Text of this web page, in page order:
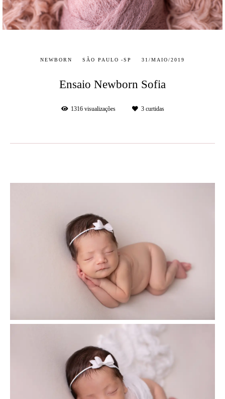
NEWBORN SÃO PAULO -SP 31/MAIO/2019
Ensaio Newborn Sofia
1316visualizações 3curtidas